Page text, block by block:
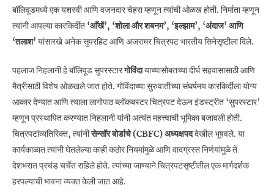
बॉलिवूडमध्ये एक यशस्वी आणि वजनदार चेहरा म्हणून त्यांची ओळख होती. निर्माता म्हणून
त्यांनी आपल्या कारकिर्दीत ‘आँखें’, ‘शोला और शबनम’, ‘इल्झाम’, ‘अंदाज’ आणि
‘तलाश’ यांसारखे अनेक सुपरहिट आणि अजरामर चित्रपट भारतीय सिनेसृष्टीला दिले.
पहलाज निहलानी हे बॉलिवूड सुपरस्टारगोविंदायाच्यासोबतच्या दीर्घ सहवासासाठी आणि
मैत्रीसाठी विशेष ओळखले जात होते. गोविंदाच्या सुरुवातीच्या संघर्षमय कारकिर्दीला योग्य
आकार देण्यात आणि त्याला लागोपाठ ब्लॉकबस्टर चित्रपट देऊन इंडस्ट्रीत ‘सुपरस्टार’
म्हणून प्रस्थापित करण्यात निहलानी यांनी अत्यंत महत्त्वाची भूमिका बजावली होती.
चित्रपटांव्यतिरिक्त, त्यांनीसेन्सॉर बोर्डाचे (CBFC) अध्यक्षपददेखील भूषवले. या
कार्यकाळात त्यांनी घेतलेल्या काही कठोर नियमांमुळे आणि वादग्रस्त निर्णयांमुळे ते
देशभरात प्रचंड चर्चेत राहिले होते. त्यांच्या जाण्याने चित्रपटसृष्टीतील एक मार्गदर्शक
हरपल्याची भावना व्यक्त केली जात आहे.